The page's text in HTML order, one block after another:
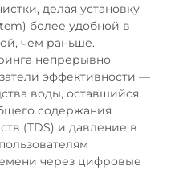
делая установку
более удобной в
чем раньше.
непрерывно
эффективности —
воды, оставшийся
содержания
(TDS) и давление в
через цифровые